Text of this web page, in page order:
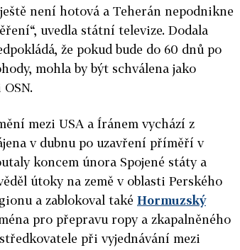
není hotová a Teherán nepodnikne
uvedla státní televize. Dodala
že pokud bude do 60 dnů po
mohla by být schválena jako
mezi USA a Íránem vychází z
v dubnu po uzavření příměří v
koncem února Spojené státy a
útoky na země v oblasti Perského
a zablokoval také Hormuzský
pro přepravu ropy a zkapalněného
při vyjednávání mezi